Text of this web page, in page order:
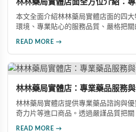
林林藥局實體店面全方位介紹：
本文全面介紹林林藥局實體店面的四
環境、專業貼心的服務品質、嚴格把關
READ MORE →
林林藥局實體店：專業藥品服務
林林藥局實體店提供專業藥品諮詢與
奇力片等進口商品。透過嚴謹品質把關
READ MORE →